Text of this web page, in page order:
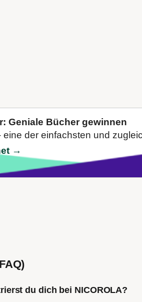
Geniale Bücher gewinnen
der einfachsten und
→
du dich bei NICOROLA?